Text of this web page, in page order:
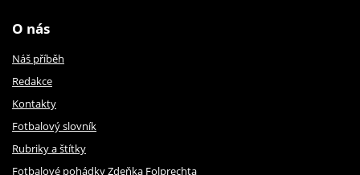
O nás
Náš příběh
Redakce
Kontakty
Fotbalový slovník
Rubriky a štítky
Fotbalové pohádky Zdeňka Folprechta